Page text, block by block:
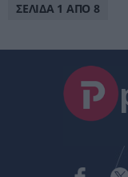
ΣΕΛΙΔΑ 1 ΑΠΟ 8